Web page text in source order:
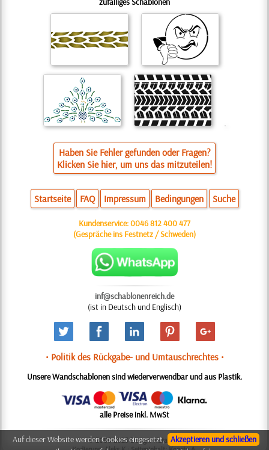
Haben Sie Fehler gefunden oder Fragen?
Klicken Sie hier, um uns das mitzuteilen!
Startseite FAQ Impressum Bedingungen Suche
Kundenservice:0046 812 400 477
(Gespräche ins Festnetz / Schweden)
inf@schablonenreich.de
(ist in Deutsch und Englisch)
• Politik des Rückgabe- und Umtauschrechtes •
Unsere Wandschablonen sind wiederverwendbar und aus Plastik.
alle Preise inkl. MwSt
© 2006-2025 Design: Natali M.Akzeptieren und schließen
Auf dieser Website werden Cookies eingesetzt,